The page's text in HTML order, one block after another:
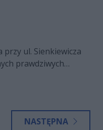
higieny i posiada
przy ul. Sienkiewicza
prawdziwych
NASTĘPNA